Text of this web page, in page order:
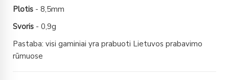
Plotis - 8,5mm
Svoris - 0,9g
Pastaba: visi gaminiai yra prabuoti Lietuvos prabavimo
rūmuose